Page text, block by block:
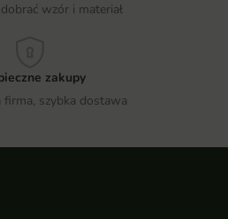
wzór i materiał
zakupy
firma, szybka dostawa